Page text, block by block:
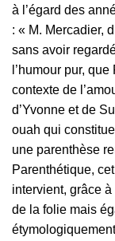
à l’égard des
: « M. Mercadier,
sans avoir
l’humour pur,
contexte de
d’Yvonne et de
ouah qui
une parenthèse
Parenthétique,
intervient, grâce
de la folie mais